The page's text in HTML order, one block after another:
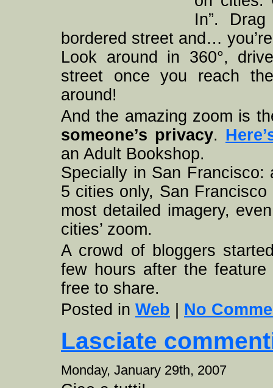
In”.
bordered street and…
Look around in 360°,
street once you reach
around!
And the amazing zoom is
someone’s privacy.
an Adult Bookshop.
Specially in San
5 cities only, San
most detailed imagery,
cities’ zoom.
A crowd of bloggers
few hours after the
free to share.
Posted in Web No
Lasciate
Monday, January 29th, 2007